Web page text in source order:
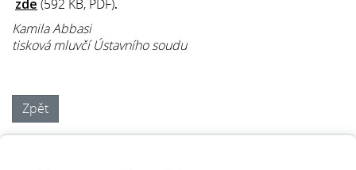
zde (592 KB, PDF).
Kamila Abbasi
tisková mluvčí Ústavního soudu
Zpět